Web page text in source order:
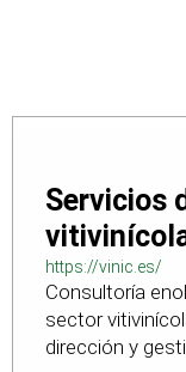
Servicios
https://vinic.es/
Consultoría
sector
dirección y